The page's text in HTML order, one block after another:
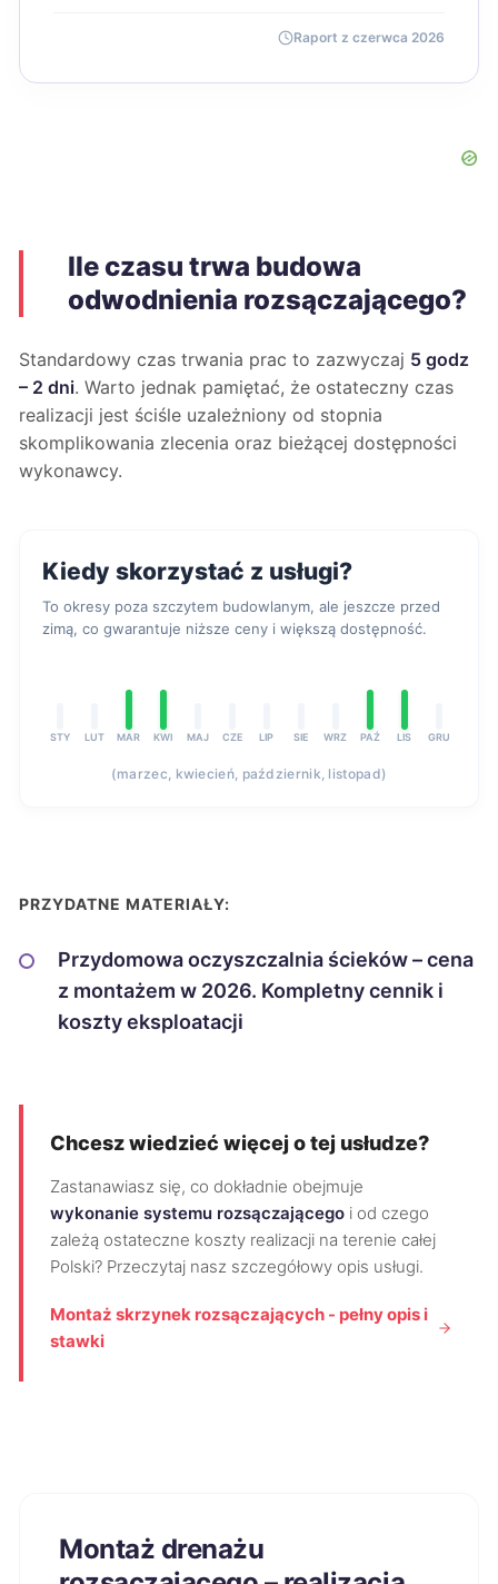
Raport z czerwca 2026
Ile czasu trwa budowa
odwodnienia rozsączającego?
Standardowy czas trwania prac to zazwyczaj 5 godz
– 2 dni. Warto jednak pamiętać, że ostateczny czas
realizacji jest ściśle uzależniony od stopnia
skomplikowania zlecenia oraz bieżącej dostępności
wykonawcy.
Kiedy skorzystać z usługi?
To okresy poza szczytem budowlanym, ale jeszcze przed
zimą, co gwarantuje niższe ceny i większą dostępność.
STY LUT MAR KWI MAJ CZE LIP SIE WRZ PAŹ LIS GRU
(marzec, kwiecień, październik, listopad)
PRZYDATNE MATERIAŁY:
Przydomowa oczyszczalnia ścieków – cena
z montażem w 2026. Kompletny cennik i
koszty eksploatacji
Chcesz wiedzieć więcej o tej usłudze?
Zastanawiasz się, co dokładnie obejmuje
wykonanie systemu rozsączającego i od czego
zależą ostateczne koszty realizacji na terenie całej
Polski? Przeczytaj nasz szczegółowy opis usługi.
Montaż skrzynek rozsączających - pełny opis i
stawki
Montaż drenażu